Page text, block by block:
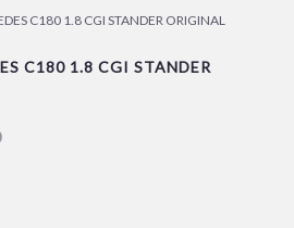
C180 1.8 CGI STANDER